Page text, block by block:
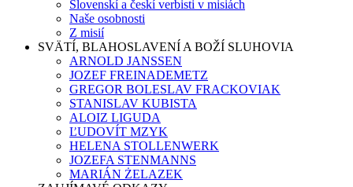
Slovenskí a českí verbisti v misiách
Naše osobnosti
Z misií
SVÄTÍ, BLAHOSLAVENÍ A BOŽÍ SLUHOVIA
ARNOLD JANSSEN
JOZEF FREINADEMETZ
GREGOR BOLESLAV FRACKOVIAK
STANISLAV KUBISTA
ALOIZ LIGUDA
ĽUDOVÍT MZYK
HELENA STOLLENWERK
JOZEFA STENMANNS
MARIÁN ŻELAZEK